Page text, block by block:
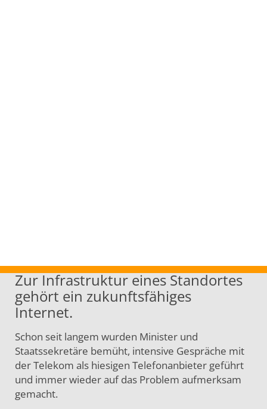
Zur Infrastruktur eines Standortes
gehört ein zukunftsfähiges
Internet.
Schon seit langem wurden Minister und
Staatssekretäre bemüht, intensive Gespräche mit
der Telekom als hiesigen Telefonanbieter geführt
und immer wieder auf das Problem aufmerksam
gemacht.